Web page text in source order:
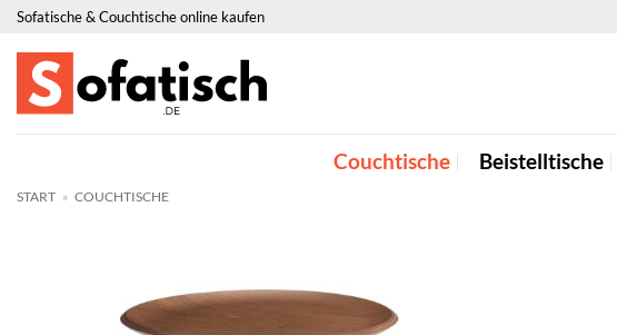
Zum
springen
Sofatische & Couchtische online kaufen
Couchtische Beistelltische
START » COUCHTISCHE